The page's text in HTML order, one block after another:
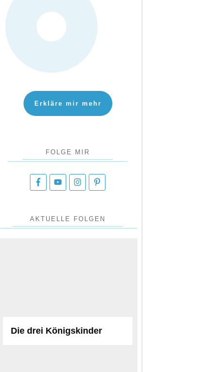
Erkläre mir mehr
FOLGE MIR
AKTUELLE FOLGEN
Die drei Königskinder